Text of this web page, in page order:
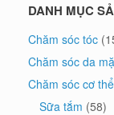
DANH MỤC
Chăm sóc tóc
Chăm sóc da
Chăm sóc cơ thể
Sữa tắm (58)